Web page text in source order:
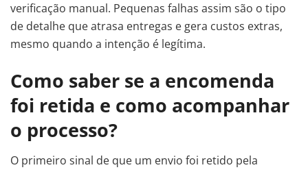
verificação manual. Pequenas falhas assim são o tipo
de detalhe que atrasa entregas e gera custos extras,
mesmo quando a intenção é legítima.
Como saber se a encomenda
foi retida e como acompanhar
o processo?
O primeiro sinal de que um envio foi retido pela